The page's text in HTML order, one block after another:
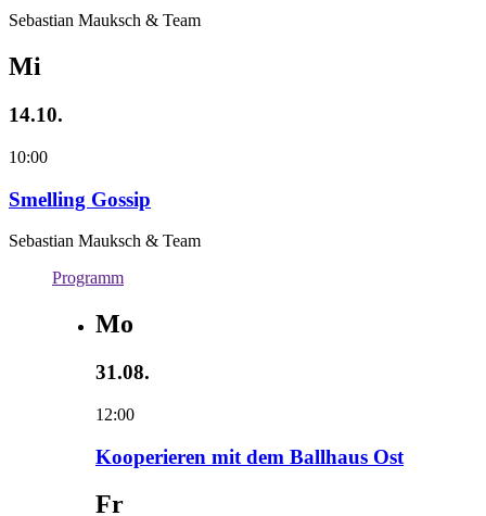
Sebastian Mauksch & Team
Mi
14.10.
10:00
Smelling Gossip
Sebastian Mauksch & Team
Programm
Mo
31.08.
12:00
Kooperieren mit dem Ballhaus Ost
Fr